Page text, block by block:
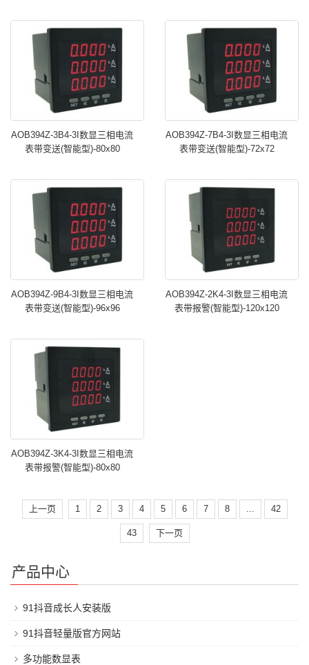
AOB394Z-3B4-3I数显三相电流
表带变送(智能型)-80x80
AOB394Z-7B4-3I数显三相电流
表带变送(智能型)-72x72
AOB394Z-9B4-3I数显三相电流
表带变送(智能型)-96x96
AOB394Z-2K4-3I数显三相电流
表带报警(智能型)-120x120
AOB394Z-3K4-3I数显三相电流
表带报警(智能型)-80x80
上一页 1 2 3 4 5 6 7 8 ... 42
43 下一页
产品中心
91抖音成长人安装版
91抖音轻量版官方网站
多功能数显表